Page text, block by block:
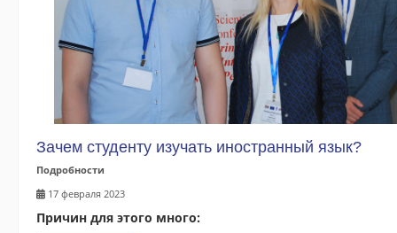
Зачем студенту изучать иностранный язык?
Подробности
17 февраля 2023
Причин для этого много: